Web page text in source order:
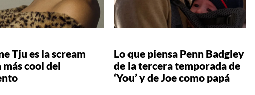
Tju es la scream
más cool del
Lo que piensa Penn Badgley
de la tercera temporada de
‘You’ y de Joe como papá